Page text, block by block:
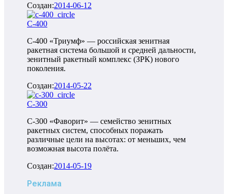
Создан:2014-06-12
С-400
С-400 «Триумф» — российская зенитная
ракетная система большой и средней дальности,
зенитный ракетный комплекс (ЗРК) нового
поколения.
Создан:2014-05-22
С-300
С-300 «Фаворит» — семейство зенитных
ракетных систем, способных поражать
различные цели на высотах: от меньших, чем
возможная высота полёта.
Создан:2014-05-19
Реклама